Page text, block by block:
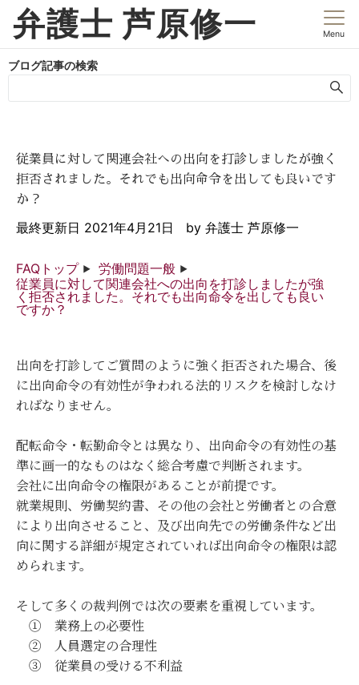
弁護士 芦原修一 Menu
従業員に対して関連会社への出向を打診しましたが強く
拒否されました。それでも出向命令を出しても良いです
か？
最終更新日 2021年4月21日 by 弁護士 芦原修一
FAQトップ
労働問題一般
従業員に対して関連会社への出向を打診しましたが強
く拒否されました。それでも出向命令を出しても良い
ですか？
出向を打診してご質問のように強く拒否された場合、後
に出向命令の有効性が争われる法的リスクを検討しなけ
ればなりません。
配転命令・転勤命令とは異なり、出向命令の有効性の基
準に画一的なものはなく総合考慮で判断されます。
会社に出向命令の権限があることが前提です。
就業規則、労働契約書、その他の会社と労働者との合意
により出向させること、及び出向先での労働条件など出
向に関する詳細が規定されていれば出向命令の権限は認
められます。
そして多くの裁判例では次の要素を重視しています。
① 業務上の必要性
② 人員選定の合理性
③ 従業員の受ける不利益
ブログ記事の検索